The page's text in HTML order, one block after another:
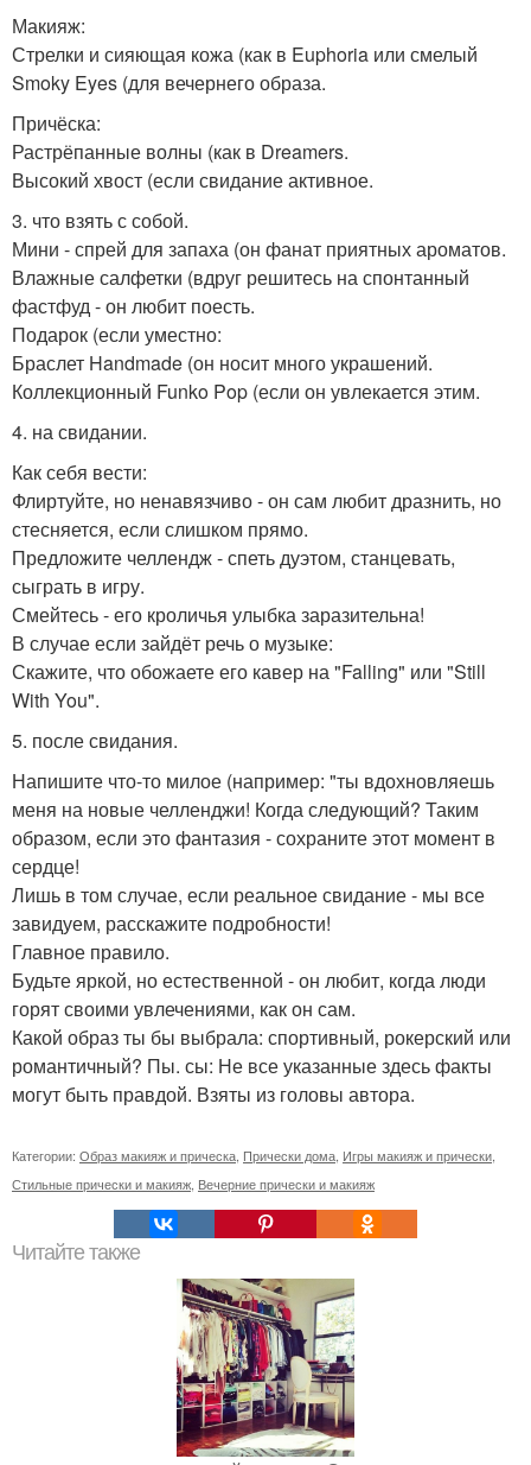
Макияж:
Стрелки и сияющая кожа (как в Euphoria или смелый
Smoky Eyes (для вечернего образа.
Причёска:
Растрёпанные волны (как в Dreamers.
Высокий хвост (если свидание активное.
3. что взять с собой.
Мини - спрей для запаха (он фанат приятных ароматов.
Влажные салфетки (вдруг решитесь на спонтанный
фастфуд - он любит поесть.
Подарок (если уместно:
Браслет Handmade (он носит много украшений.
Коллекционный Funko Pop (если он увлекается этим.
4. на свидании.
Как себя вести:
Флиртуйте, но ненавязчиво - он сам любит дразнить, но
стесняется, если слишком прямо.
Предложите челлендж - спеть дуэтом, станцевать,
сыграть в игру.
Смейтесь - его кроличья улыбка заразительна!
В случае если зайдёт речь о музыке:
Скажите, что обожаете его кавер на "Falling" или "Still
With You".
5. после свидания.
Напишите что-то милое (например: "ты вдохновляешь
меня на новые челленджи! Когда следующий? Таким
образом, если это фантазия - сохраните этот момент в
сердце!
Лишь в том случае, если реальное свидание - мы все
завидуем, расскажите подробности!
Главное правило.
Будьте яркой, но естественной - он любит, когда люди
горят своими увлечениями, как он сам.
Какой образ ты бы выбрала: спортивный, рокерский или
романтичный? Пы. сы: Не все указанные здесь факты
могут быть правдой. Взяты из головы автора.
Категории: Образ макияж и прическа Прически дома Игры макияж и прически
Стильные прически и макияж Вечерние прически и макияж
Читайте также